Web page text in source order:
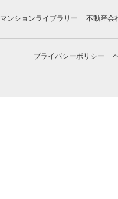
マンションライブラリー 不動産会
プライバシーポリシー